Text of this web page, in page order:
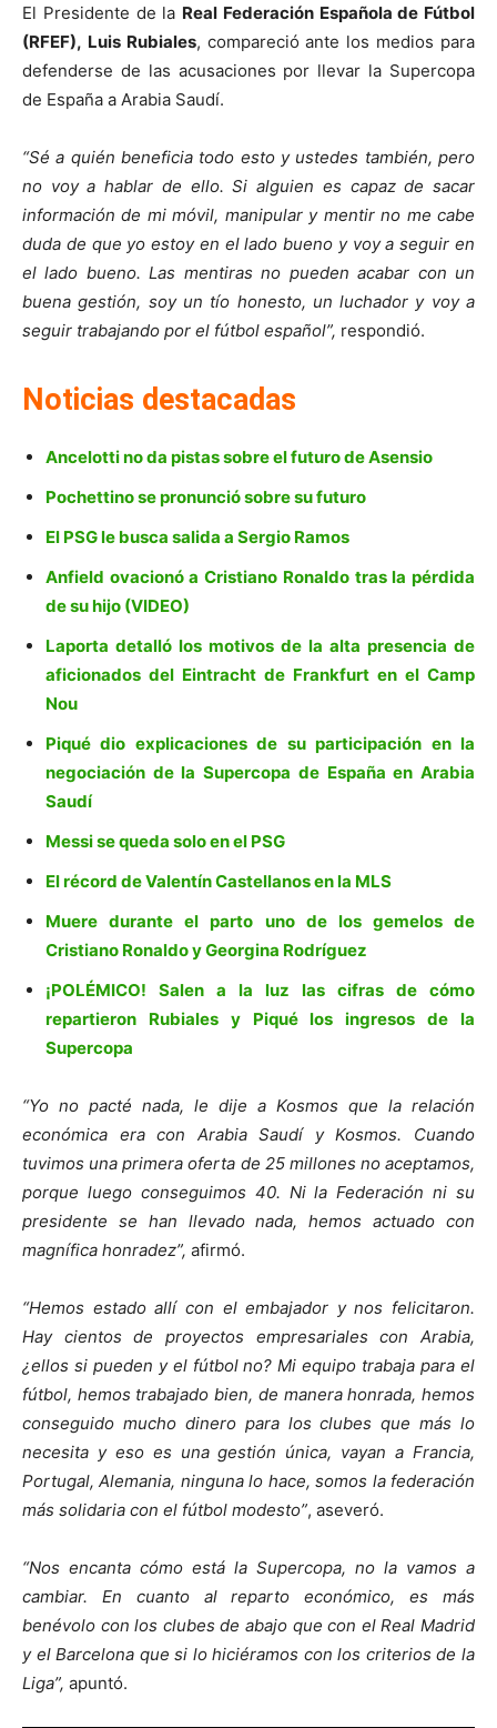
El Presidente de la Real Federación Española de Fútbol
(RFEF), Luis Rubiales, compareció ante los medios para
defenderse de las acusaciones por llevar la Supercopa
de España a Arabia Saudí.
“Sé a quién beneficia todo esto y ustedes también, pero
no voy a hablar de ello. Si alguien es capaz de sacar
información de mi móvil, manipular y mentir no me cabe
duda de que yo estoy en el lado bueno y voy a seguir en
el lado bueno. Las mentiras no pueden acabar con un
buena gestión, soy un tío honesto, un luchador y voy a
seguir trabajando por el fútbol español”, respondió.
Noticias destacadas
Ancelotti no da pistas sobre el futuro de Asensio
Pochettino se pronunció sobre su futuro
El PSG le busca salida a Sergio Ramos
Anfield ovacionó a Cristiano Ronaldo tras la pérdida
de su hijo (VIDEO)
Laporta detalló los motivos de la alta presencia de
aficionados del Eintracht de Frankfurt en el Camp
Nou
Piqué dio explicaciones de su participación en la
negociación de la Supercopa de España en Arabia
Saudí
Messi se queda solo en el PSG
El récord de Valentín Castellanos en la MLS
Muere durante el parto uno de los gemelos de
Cristiano Ronaldo y Georgina Rodríguez
¡POLÉMICO! Salen a la luz las cifras de cómo
repartieron Rubiales y Piqué los ingresos de la
Supercopa
“Yo no pacté nada, le dije a Kosmos que la relación
económica era con Arabia Saudí y Kosmos. Cuando
tuvimos una primera oferta de 25 millones no aceptamos,
porque luego conseguimos 40. Ni la Federación ni su
presidente se han llevado nada, hemos actuado con
magnífica honradez”, afirmó.
“Hemos estado allí con el embajador y nos felicitaron.
Hay cientos de proyectos empresariales con Arabia,
¿ellos si pueden y el fútbol no? Mi equipo trabaja para el
fútbol, hemos trabajado bien, de manera honrada, hemos
conseguido mucho dinero para los clubes que más lo
necesita y eso es una gestión única, vayan a Francia,
Portugal, Alemania, ninguna lo hace, somos la federación
más solidaria con el fútbol modesto”, aseveró.
“Nos encanta cómo está la Supercopa, no la vamos a
cambiar. En cuanto al reparto económico, es más
benévolo con los clubes de abajo que con el Real Madrid
y el Barcelona que si lo hiciéramos con los criterios de la
Liga”, apuntó.